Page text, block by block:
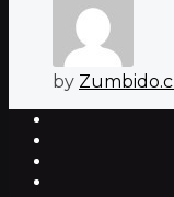
by Zumbido.cl